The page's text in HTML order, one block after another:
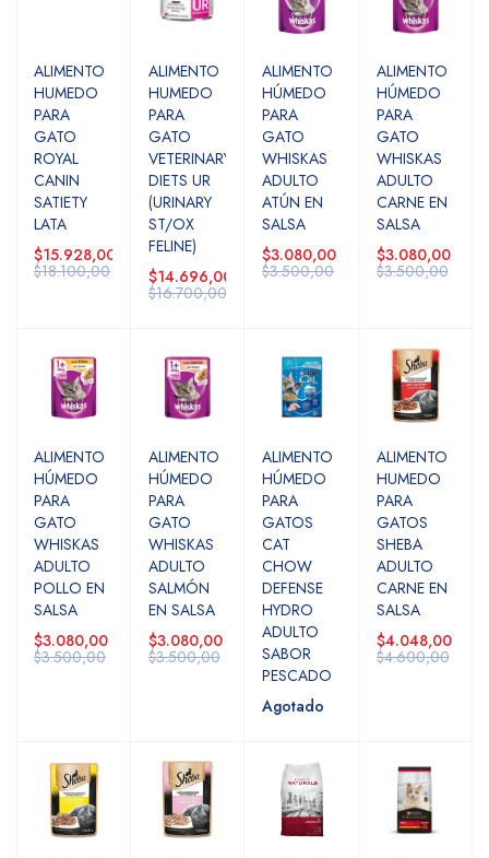
ALIMENTO
HUMEDO
PARA
GATO
ROYAL
CANIN
SATIETY
LATA
$15.928,00
$18.100,00
ALIMENTO
HUMEDO
PARA
GATO
VETERINARY
DIETS UR
(URINARY
ST/OX
FELINE)
$14.696,00
$16.700,00
ALIMENTO
HÚMEDO
PARA
GATO
WHISKAS
ADULTO
ATÚN EN
SALSA
$3.080,00
$3.500,00
ALIMENTO
HÚMEDO
PARA
GATO
WHISKAS
ADULTO
CARNE EN
SALSA
$3.080,00
$3.500,00
ALIMENTO
HÚMEDO
PARA
GATO
WHISKAS
ADULTO
POLLO EN
SALSA
$3.080,00
$3.500,00
ALIMENTO
HÚMEDO
PARA
GATO
WHISKAS
ADULTO
SALMÓN
EN SALSA
$3.080,00
$3.500,00
ALIMENTO
HÚMEDO
PARA
GATOS
CAT
CHOW
DEFENSE
HYDRO
ADULTO
SABOR
PESCADO
Agotado
ALIMENTO
HUMEDO
PARA
GATOS
SHEBA
ADULTO
CARNE EN
SALSA
$4.048,00
$4.600,00